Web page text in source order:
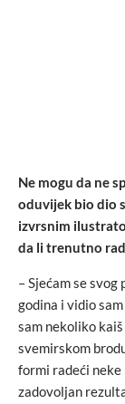
Ne mogu da ne
oduvijek bio dio
izvrsnim
da li trenutno
– Sjećam se
godina i vidio
sam nekoliko
svemirskom
formi radeći
zadovoljan